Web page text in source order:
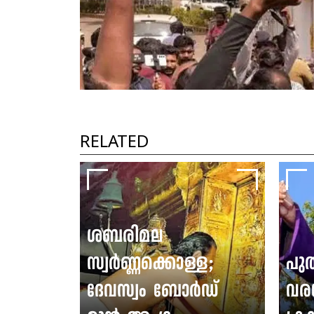
RELATED
ശബരിമല
സ്വർണ്ണക്കൊള്ള;
ദേവസ്വം ബോർഡ്